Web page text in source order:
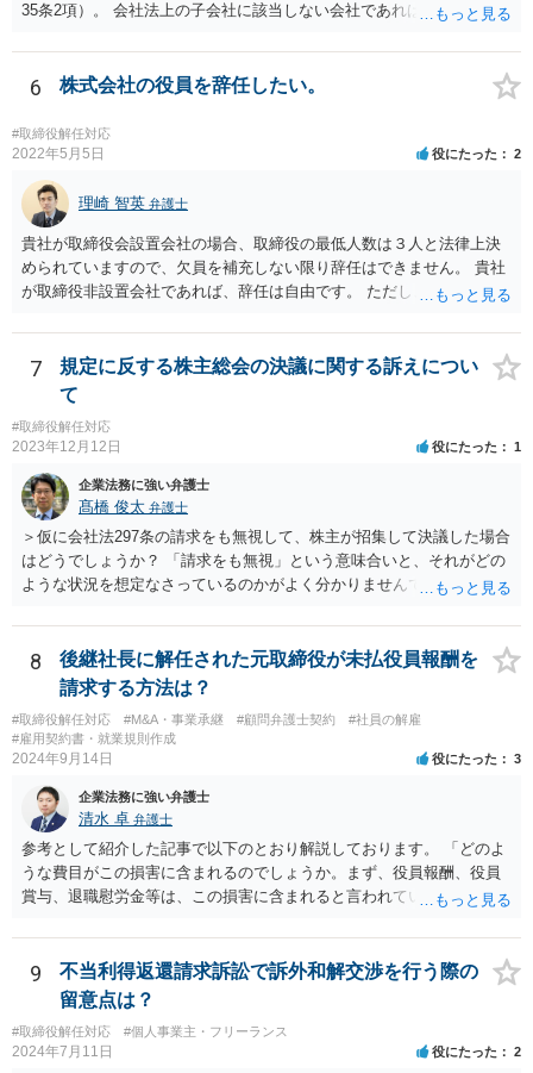
35条2項）。 会社法上の子会社に該当しない会社であれば上記の兼任
任していた場合には、基本はその選任自体は有効となり、監査も有効
となりますが、当該監査役が損害賠償責任を負う可能性があります。
には、監査が無効になる可能性があります。 いずれにせよ兼任規制に
反する兼任の場合には、監査役の辞任等を検討する対応がベターに思
われます。
6 株式会社の役員を辞任したい。
#取締役解任対応
2022年5月5日 役にたった 2
理崎 智英 弁護士
貴社が取締役会設置会社の場合、取締役の最低人数は３人と法律上決
められていますので、欠員を補充しない限り辞任はできません。 貴社
が取締役非設置会社であれば、辞任は自由です。 ただし、会社にとっ
生じた場合、会社に対して損害賠償をする必要があります。 一度、今
後の対応等について、弁護士にご相談されることをお勧めします。
7
規定に反する株主総会の決議に関する訴えについ
て
#取締役解任対応
2023年12月12日 役にたった 1
企業法務に強い弁護士
髙橋 俊太 弁護士
＞仮に会社法297条の請求をも無視して、株主が招集して決議した場合
はどうでしょうか？ 「請求をも無視」という意味合いと、それがどの
ような状況を想定なさっているのかがよく分かりませんでしたが、株
象になるのではないかと思われます。
8
後継社長に解任された元取締役が未払役員報酬を
請求する方法は？
#取締役解任対応 #M&A・事業承継 #顧問弁護士契約
#社員の解雇
#雇用契約書・就業規則作成
2024年9月14日 役にたった 3
企業法務に強い弁護士
清水 卓 弁護士
参考として紹介した記事で以下のとおり解説しております。 「どのよ
うな費目がこの損害に含まれるのでしょうか。まず、役員報酬、役員
賞与、退職慰労金等は、この損害に含まれると言われています。また
質の金員と判断されれば、損害に含まれる可能性があります。 慰謝料
や弁護士費用については、これらの損害に含まれないと述べる裁判例
もありますが、含まれるとする見解もあり、争いがあるところです
（なお、含まれないとしても、民法の不法行為などの別の法律構成で
賠償請求される可能性もあります）。」 → このように、法律構成の工
夫等次第では、慰謝料請求の余地もあるのですが、あなたのケースで
9
不当利得返還請求訴訟で訴外和解交渉を行う際の
留意点は？
#取締役解任対応 #個人事業主・フリーランス
2024年7月11日 役にたった 2